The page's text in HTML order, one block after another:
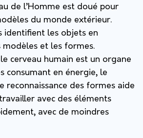
de l’Homme est doué pour
du monde extérieur.
identifient les objets en
modèles et les formes.
cerveau humain est un organe
consumant en énergie, le
reconnaissance des formes aide
avec des éléments
avec de moindres